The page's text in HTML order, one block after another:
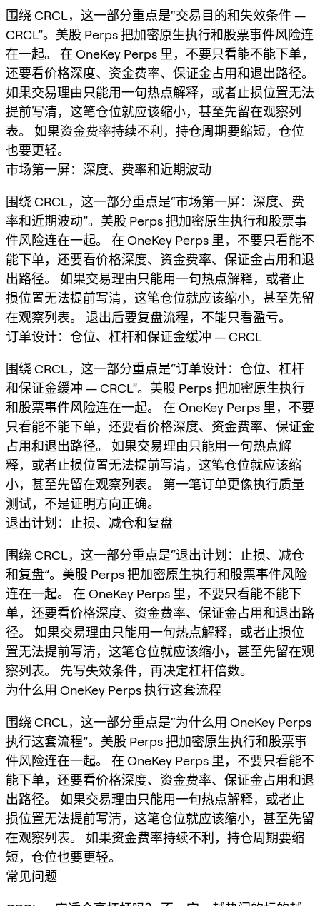
围绕 CRCL，这一部分重点是“交易目的和失效条件 —
CRCL”。美股 Perps 把加密原生执行和股票事件风险连
在一起。 在 OneKey Perps 里，不要只看能不能下单，
还要看价格深度、资金费率、保证金占用和退出路径。
如果交易理由只能用一句热点解释，或者止损位置无法
提前写清，这笔仓位就应该缩小，甚至先留在观察列
表。 如果资金费率持续不利，持仓周期要缩短，仓位
也要更轻。
市场第一屏：深度、费率和近期波动
围绕 CRCL，这一部分重点是“市场第一屏：深度、费
率和近期波动”。美股 Perps 把加密原生执行和股票事
件风险连在一起。 在 OneKey Perps 里，不要只看能不
能下单，还要看价格深度、资金费率、保证金占用和退
出路径。 如果交易理由只能用一句热点解释，或者止
损位置无法提前写清，这笔仓位就应该缩小，甚至先留
在观察列表。 退出后要复盘流程，不能只看盈亏。
订单设计：仓位、杠杆和保证金缓冲 — CRCL
围绕 CRCL，这一部分重点是“订单设计：仓位、杠杆
和保证金缓冲 — CRCL”。美股 Perps 把加密原生执行
和股票事件风险连在一起。 在 OneKey Perps 里，不要
只看能不能下单，还要看价格深度、资金费率、保证金
占用和退出路径。 如果交易理由只能用一句热点解
释，或者止损位置无法提前写清，这笔仓位就应该缩
小，甚至先留在观察列表。 第一笔订单更像执行质量
测试，不是证明方向正确。
退出计划：止损、减仓和复盘
围绕 CRCL，这一部分重点是“退出计划：止损、减仓
和复盘”。美股 Perps 把加密原生执行和股票事件风险
连在一起。 在 OneKey Perps 里，不要只看能不能下
单，还要看价格深度、资金费率、保证金占用和退出路
径。 如果交易理由只能用一句热点解释，或者止损位
置无法提前写清，这笔仓位就应该缩小，甚至先留在观
察列表。 先写失效条件，再决定杠杆倍数。
为什么用 OneKey Perps 执行这套流程
围绕 CRCL，这一部分重点是“为什么用 OneKey Perps
执行这套流程”。美股 Perps 把加密原生执行和股票事
件风险连在一起。 在 OneKey Perps 里，不要只看能不
能下单，还要看价格深度、资金费率、保证金占用和退
出路径。 如果交易理由只能用一句热点解释，或者止
损位置无法提前写清，这笔仓位就应该缩小，甚至先留
在观察列表。 如果资金费率持续不利，持仓周期要缩
短，仓位也要更轻。
常见问题